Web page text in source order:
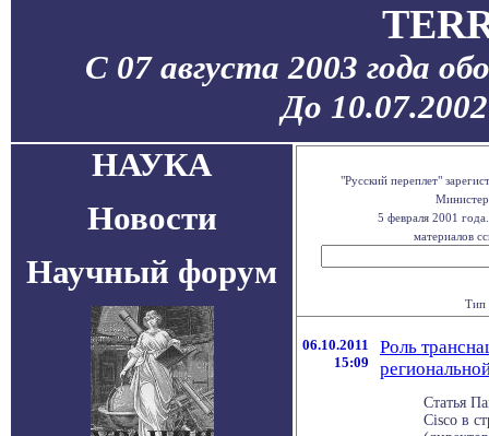
С 07 августа 2003 года
До
НАУКА
Новости
Научный форум
"Русский переплет"
5 февраля 2001
материалов
Тип
06.10.2011
15:09
Роль
Статья
Cisco в